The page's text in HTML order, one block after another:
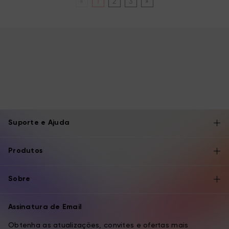
Suporte e Ajuda
Produtos
Sobre
Assinatura de Email
Obtenha as atualizações, convites e ofertas mais